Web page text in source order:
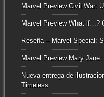
Marvel Preview Civil War:
Marvel Preview What if…?
Reseña – Marvel Special:
Marvel Preview Mary Jane:
Nueva entrega de
Timeless